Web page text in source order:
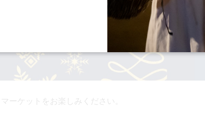
ーケットをお楽しみください。